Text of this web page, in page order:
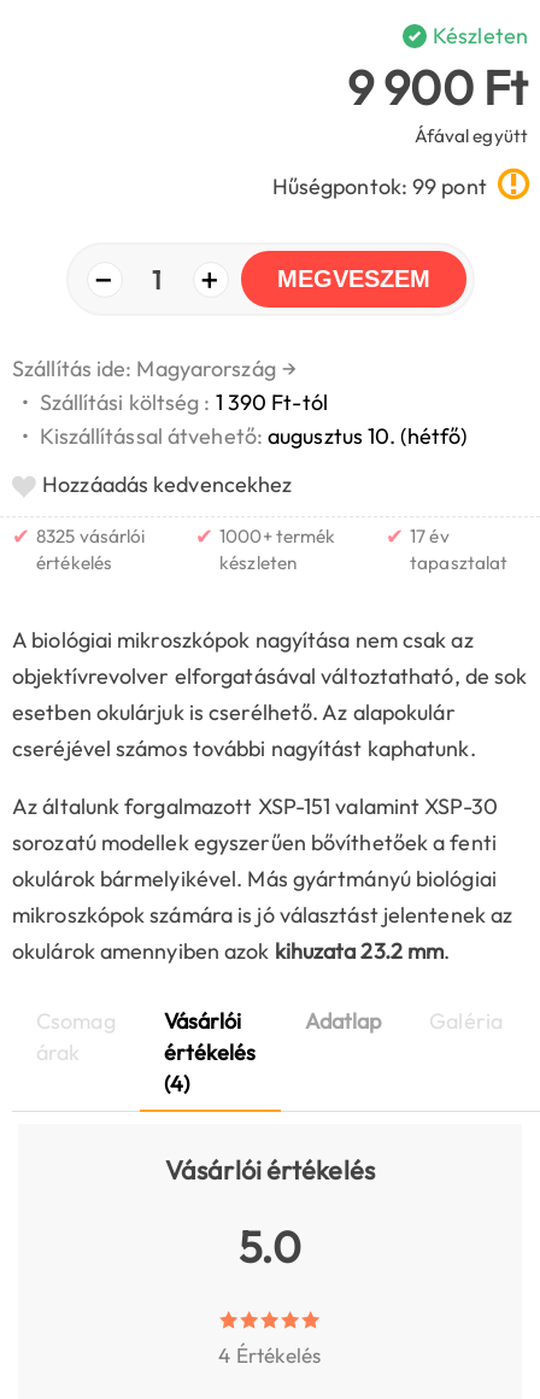
Készleten
9 900 Ft
Áfával együtt
Hűségpontok: 99 pont
− 1 + MEGVESZEM
Szállítás ide: Magyarország →
• Szállítási költség : 1 390 Ft-tól
• Kiszállítással átvehető:augusztus 10. (hétfő)
Hozzáadás kedvencekhez
✔ 8325 vásárlói
értékelés
✔ 1000+ termék
készleten
✔ 17 év
tapasztalat
A biológiai mikroszkópok nagyítása nem csak az
objektívrevolver elforgatásával változtatható, de sok
esetben okulárjuk is cserélhető. Az alapokulár
cseréjével számos további nagyítást kaphatunk.
Az általunk forgalmazott XSP-151 valamint XSP-30
sorozatú modellek egyszerűen bővíthetőek a fenti
okulárok bármelyikével. Más gyártmányú biológiai
mikroszkópok számára is jó választást jelentenek az
okulárok amennyiben azok kihuzata 23.2 mm.
Csomag
árak
Vásárlói
értékelés
(4)
Adatlap Galéria
Vásárlói értékelés
5.0
4 Értékelés